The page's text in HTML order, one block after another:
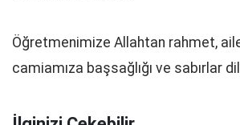
Öğretmenimize Allahtan rahmet,
camiamıza başsağlığı ve sabırlar